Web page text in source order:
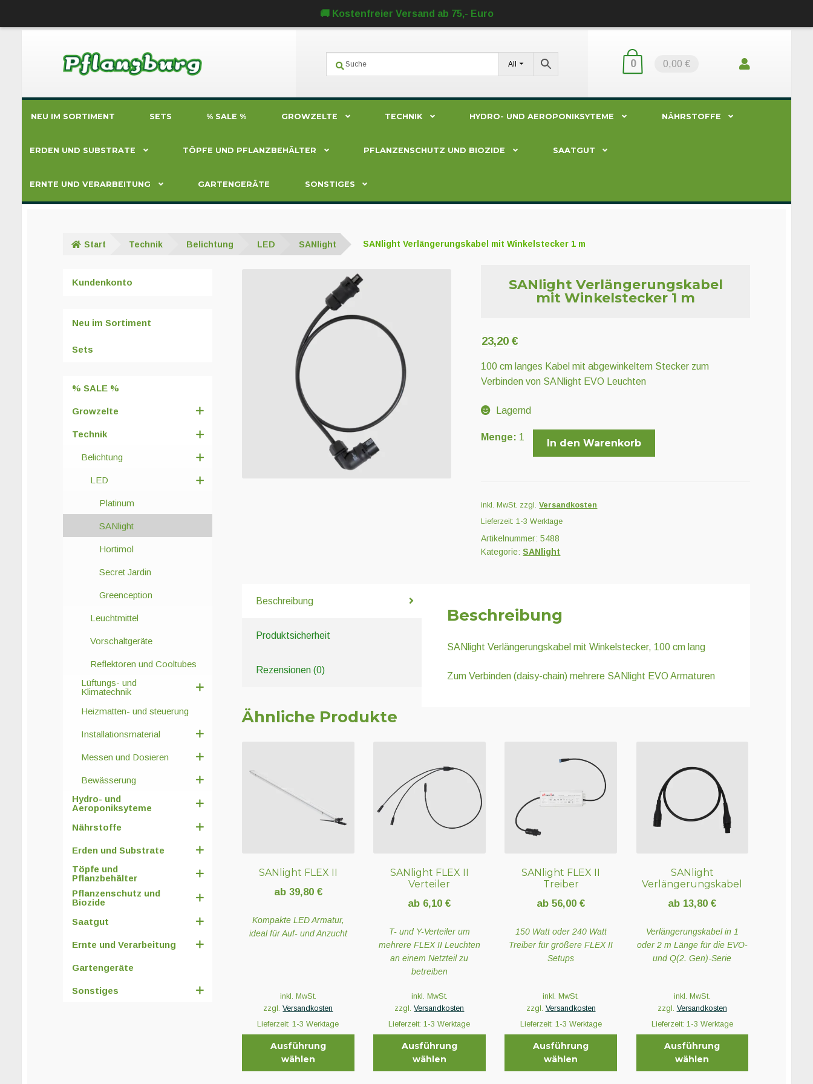
🚚 Kostenfreier Versand ab 75,- Euro
Navigation
All 0 0,00 €
NEU IM SORTIMENT SETS % SALE % GROWZELTE TECHNIK HYDRO- UND AEROPONIKSYTEME NÄHRSTOFFE
ERDEN UND SUBSTRATE TÖPFE UND PFLANZBEHÄLTER PFLANZENSCHUTZ UND BIOZIDE SAATGUT
ERNTE UND VERARBEITUNG GARTENGERÄTE SONSTIGES
Start Technik Belichtung LED SANlight SANlight Verlängerungskabel mit Winkelstecker 1 m
SANlight Verlängerungskabel
mit Winkelstecker 1 m
23,20€
100 cm langes Kabel mit abgewinkeltem Stecker zum
Verbinden von SANlight EVO Leuchten
Lagernd
SANlight
Menge
Menge: 1
In den Warenkorb
inkl. MwSt. zzgl.Versandkosten
Lieferzeit:1-3 Werktage
Artikelnummer:5488
Kategorie:SANlight
Beschreibung
Produktsicherheit
Rezensionen (0)
Beschreibung
SANlight Verlängerungskabel mit Winkelstecker, 100 cm lang
Zum Verbinden (daisy-chain) mehrere SANlight EVO Armaturen
Ähnliche Produkte
SANlight FLEX II
ab 39,80 €
Kompakte LED Armatur,
ideal für Auf- und Anzucht
inkl. MwSt.
zzgl.Versandkosten
Lieferzeit:1-3 Werktage
Ausführung
wählen
SANlight FLEX II
Verteiler
ab 6,10€
T- und Y-Verteiler um
mehrere FLEX II Leuchten
an einem Netzteil zu
betreiben
inkl. MwSt.
zzgl.Versandkosten
Lieferzeit:1-3 Werktage
Ausführung
wählen
SANlight FLEX II
Treiber
ab 56,00€
150 Watt oder 240 Watt
Treiber für größere FLEX II
Setups
inkl. MwSt.
zzgl. Versandkosten
Lieferzeit: 1-3 Werktage
Ausführung
wählen
SANlight
Verlängerungskabel
ab 13,80€
Verlängerungskabel in 1
oder 2 m Länge für die EVO-
und Q(2. Gen)-Serie
inkl. MwSt.
zzgl. Versandkosten
Lieferzeit: 1-3 Werktage
Ausführung
wählen
Kundenkonto
Neu im Sortiment
Sets
% SALE %
Growzelte
Technik
Belichtung
LED
Platinum
SANlight
Hortimol
Secret Jardin
Greenception
Leuchtmittel
Vorschaltgeräte
Reflektoren und Cooltubes
Lüftungs- und
Klimatechnik
Heizmatten- und steuerung
Installationsmaterial
Messen und Dosieren
Bewässerung
Hydro- und
Aeroponiksyteme
Nährstoffe
Erden und Substrate
Töpfe und
Pflanzbehälter
Pflanzenschutz und
Biozide
Saatgut
Ernte und Verarbeitung
Gartengeräte
Sonstiges